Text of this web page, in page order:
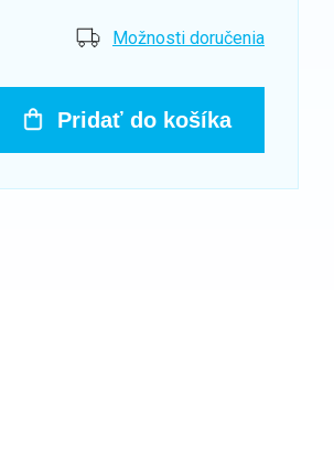
Možnosti doručenia
Pridať do košíka